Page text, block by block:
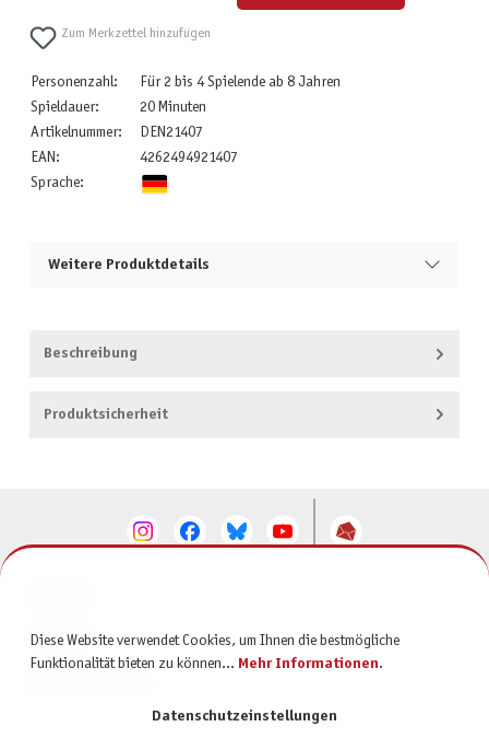
Zum Merkzettel hinzufügen
Personenzahl:
Für 2 bis 4 Spielende ab 8 Jahren
Spieldauer:
20 Minuten
Artikelnummer:
DEN21407
EAN:
4262494921407
Sprache:
Weitere Produktdetails
Beschreibung
Produktsicherheit
SERVICE
Diese Website verwendet Cookies, um Ihnen die bestmögliche
Funktionalität bieten zu können... Mehr Informationen.
Datenschutzeinstellungen